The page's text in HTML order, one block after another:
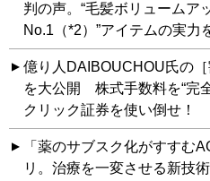
判の声。“毛髪ボリュームア
No.1（*2）”アイテムの実力
億り人DAIBOUCHOU氏の
を大公開 株式手数料を“完
クリック証券を使い倒せ！
「薬のサブスク化がすすむ
リ。治療を一変させる新技